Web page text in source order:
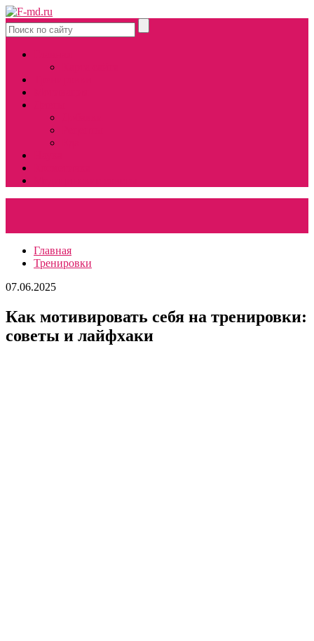
Главная
Тренировки
07.06.2025
Как мотивировать себя на тренировки:
советы и лайфхаки